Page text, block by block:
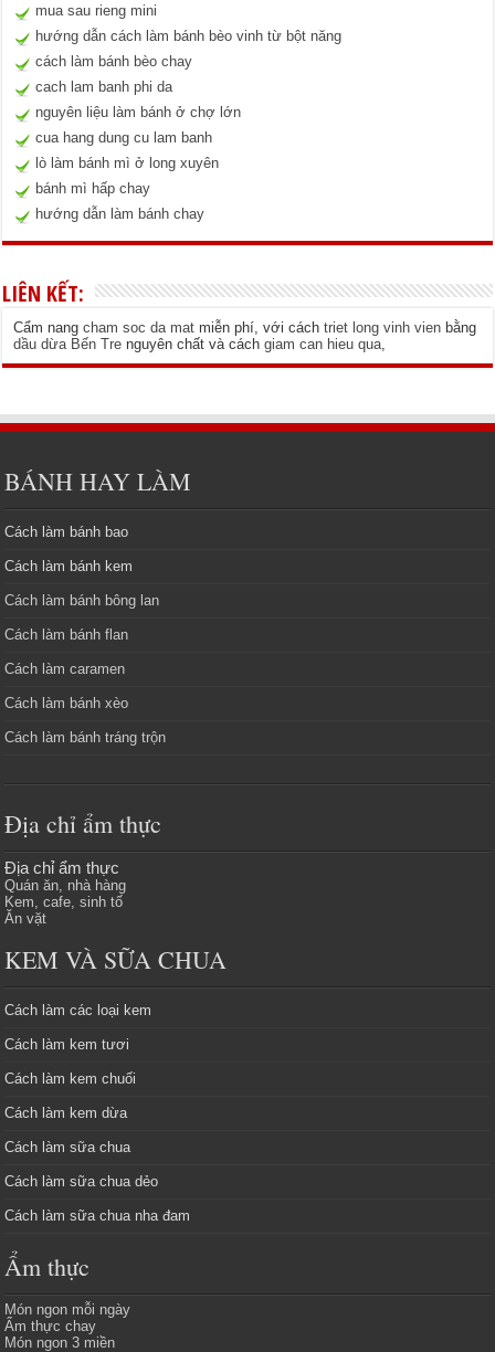
mua sau rieng mini
hướng dẫn cách làm bánh bèo vinh từ bột năng
cách làm bánh bèo chay
cach lam banh phi da
nguyên liệu làm bánh ở chợ lớn
cua hang dung cu lam banh
lò làm bánh mì ở long xuyên
bánh mì hấp chay
hướng dẫn làm bánh chay
LIÊN KẾT:
Cẩm nangcham soc da mat miễn phí, với cáchtriet long vinh vien bằng
dầu dừa Bến Tre nguyên chất và cáchgiam can hieu qua
BÁNH HAY LÀM
Cách làm bánh bao
Cách làm bánh kem
Cách làm bánh bông lan
Cách làm bánh flan
Cách làm caramen
Cách làm bánh xèo
Cách làm bánh tráng trộn
Địa chỉ ẩm thực
Địa chỉ ẩm thực
Quán ăn, nhà hàng
Kem, cafe, sinh tố
Ăn vặt
KEM VÀ SỮA CHUA
Cách làm các loại kem
Cách làm kem tươi
Cách làm kem chuối
Cách làm kem dừa
Cách làm sữa chua
Cách làm sữa chua dẻo
Cách làm sữa chua nha đam
Ẩm thực
Món ngon mỗi ngày
Ẩm thực chay
Món ngon 3 miền